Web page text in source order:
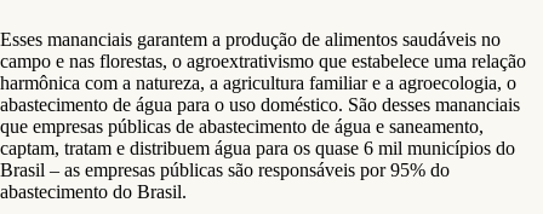
Esses mananciais garantem a produção de alimentos saudáveis no
campo e nas florestas, o agroextrativismo que estabelece uma relação
harmônica com a natureza, a agricultura familiar e a agroecologia, o
abastecimento de água para o uso doméstico. São desses mananciais
que empresas públicas de abastecimento de água e saneamento,
captam, tratam e distribuem água para os quase 6 mil municípios do
Brasil – as empresas públicas são responsáveis por 95% do
abastecimento do Brasil.